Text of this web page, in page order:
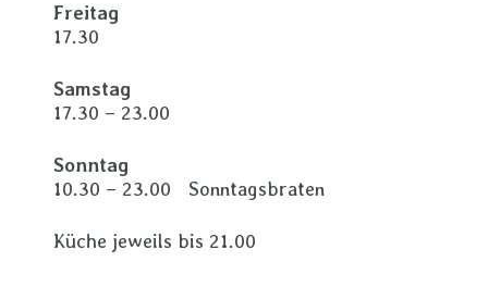
Freitag
17.30
Samstag
17.30 – 23.00
Sonntag
10.30 – 23.00 Sonntagsbraten
Küche jeweils bis 21.00